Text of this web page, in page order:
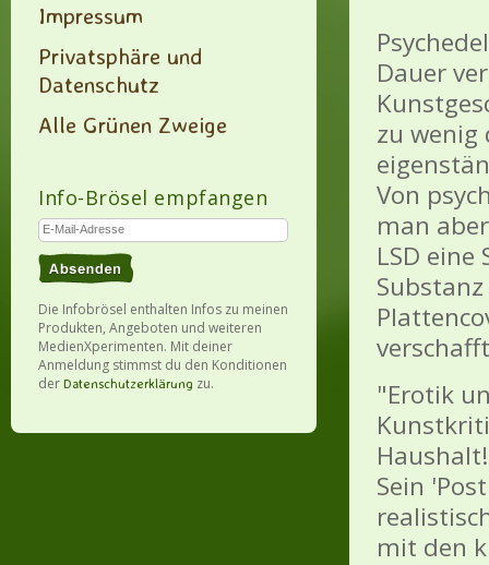
Impressum
Privatsphäre und
Datenschutz
Alle Grünen Zweige
Info-Brösel empfangen
Die Infobrösel enthalten Infos zu meinen
Produkten, Angeboten und weiteren
MedienXperimenten. Mit deiner
Anmeldung stimmst du den Konditionen
der Datenschutzerklärung zu.
Dauer
zu wenig
Von
man
LSD
"Erotik
Sein
mit den